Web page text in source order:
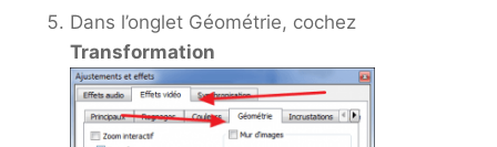
Dans l’onglet Géométrie, cochez
Transformation